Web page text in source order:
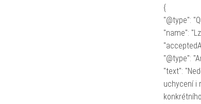
{
"@type":
"name":
"@type":
"text":
uchycení i